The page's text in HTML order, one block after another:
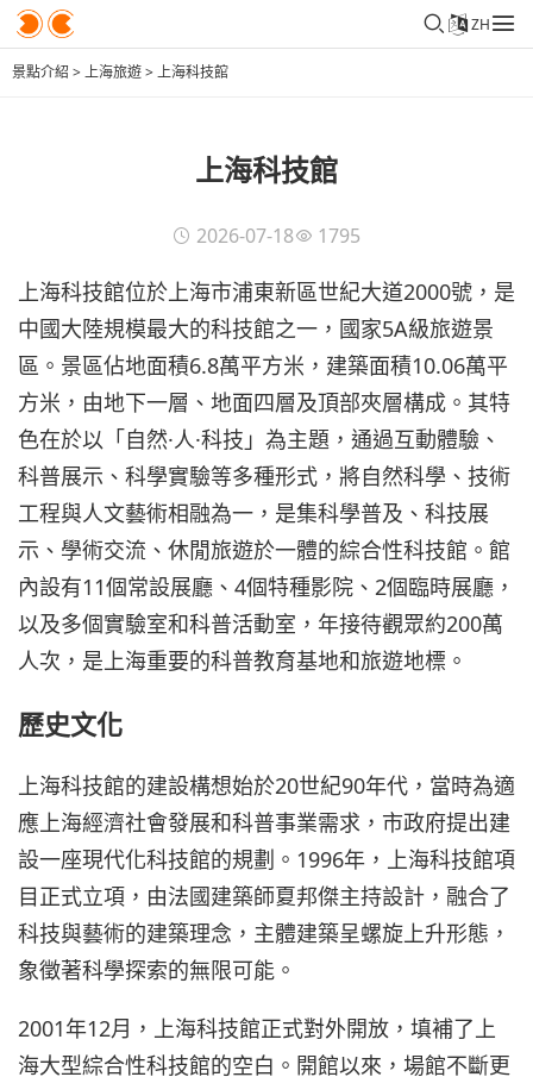
ZH
景點介紹 >上海旅遊>上海科技館
上海科技館
2026-07-18 1795
上海科技館位於上海市浦東新區世紀大道2000號，是
中國大陸規模最大的科技館之一，國家5A級旅遊景
區。景區佔地面積6.8萬平方米，建築面積10.06萬平
方米，由地下一層、地面四層及頂部夾層構成。其特
色在於以「自然·人·科技」為主題，通過互動體驗、
科普展示、科學實驗等多種形式，將自然科學、技術
工程與人文藝術相融為一，是集科學普及、科技展
示、學術交流、休閒旅遊於一體的綜合性科技館。館
內設有11個常設展廳、4個特種影院、2個臨時展廳，
以及多個實驗室和科普活動室，年接待觀眾約200萬
人次，是上海重要的科普教育基地和旅遊地標。
歷史文化
上海科技館的建設構想始於20世紀90年代，當時為適
應上海經濟社會發展和科普事業需求，市政府提出建
設一座現代化科技館的規劃。1996年，上海科技館項
目正式立項，由法國建築師夏邦傑主持設計，融合了
科技與藝術的建築理念，主體建築呈螺旋上升形態，
象徵著科學探索的無限可能。
2001年12月，上海科技館正式對外開放，填補了上
海大型綜合性科技館的空白。開館以來，場館不斷更